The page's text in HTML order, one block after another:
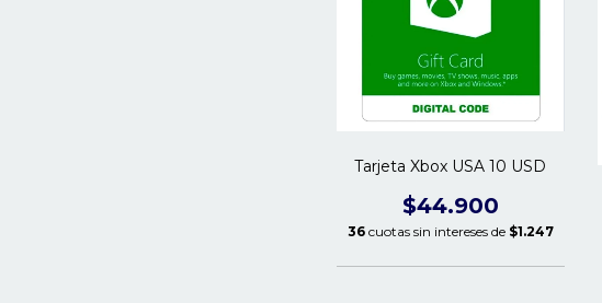
Tarjeta Xbox USA 10 USD
$44.900
36 cuotas sin intereses de $1.247